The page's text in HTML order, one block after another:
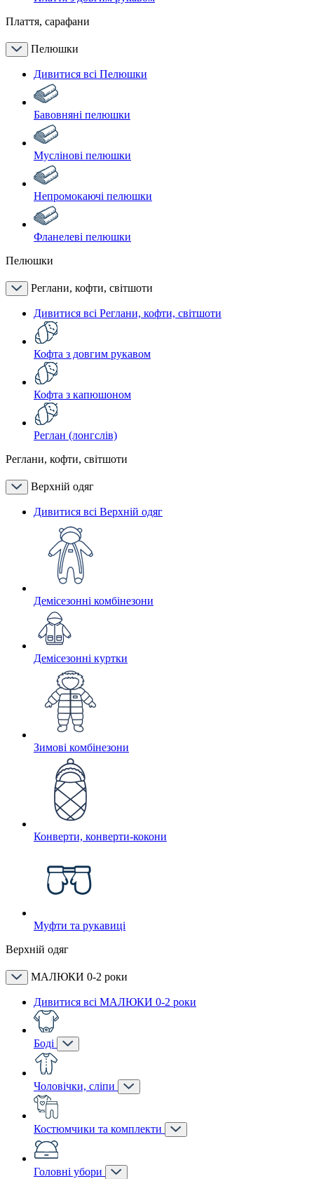
Плаття, сарафани
Пелюшки
Дивитися всі Пелюшки
Бавовняні пелюшки
Муслінові пелюшки
Непромокаючі пелюшки
Фланелеві пелюшки
Пелюшки
Реглани, кофти, світшоти
Дивитися всі Реглани, кофти, світшоти
Кофта з довгим рукавом
Кофта з капюшоном
Реглан (лонгслів)
Реглани, кофти, світшоти
Верхній одяг
Дивитися всі Верхній одяг
Демісезонні комбінезони
Демісезонні куртки
Зимові комбінезони
Конверти, конверти-кокони
Муфти та рукавиці
Верхній одяг
МАЛЮКИ 0-2 роки
Дивитися всі МАЛЮКИ 0-2 роки
Боді
Чоловічки, сліпи
Костюмчики та комплекти
Головні убори